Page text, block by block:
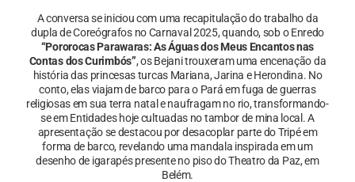
A conversa se iniciou com uma recapitulação do trabalho da
dupla de Coreógrafos no Carnaval 2025, quando, sob o Enredo
“Pororocas Parawaras: As Águas dos Meus Encantos nas
Contas dos Curimbós”, os Bejani trouxeram uma encenação da
história das princesas turcas Mariana, Jarina e Herondina. No
conto, elas viajam de barco para o Pará em fuga de guerras
religiosas em sua terra natal e naufragam no rio, transformando-
se em Entidades hoje cultuadas no tambor de mina local. A
apresentação se destacou por desacoplar parte do Tripé em
forma de barco, revelando uma mandala inspirada em um
desenho de igarapés presente no piso do Theatro da Paz, em
Belém.